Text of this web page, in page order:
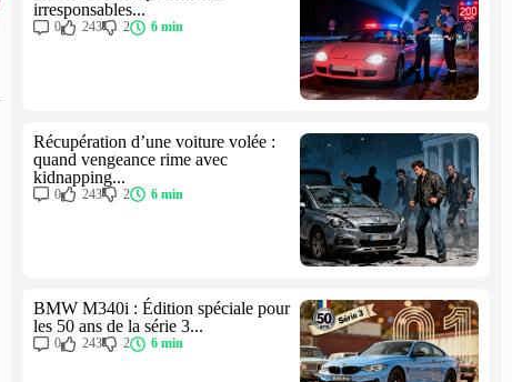
irresponsables...
0 243 2 6 min
Récupération d’une voiture volée :
quand vengeance rime avec
kidnapping...
0 243 2 6 min
BMW M340i : Édition spéciale pour
les 50 ans de la série 3...
0 243 2 6 min